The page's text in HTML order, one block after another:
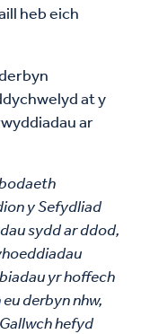
heb eich
at y
ar
y Sefydliad
sydd ar ddod,
yr hoffech
derbyn nhw,
hefyd